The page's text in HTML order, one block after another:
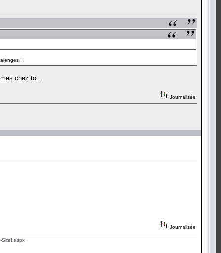
!
chez toi..
Journalisée
Journalisée
Site!.aspx